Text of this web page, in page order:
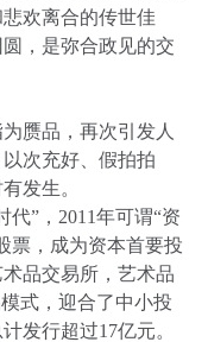
欢离合的传世佳
，是弥合政见的交
赝品，再次引发人
次充好、假拍拍
发生。
”， 2011年可谓“资
票，成为资本首要投
品交易所，艺术品
式，迎合了中小投
发行超过17亿元。